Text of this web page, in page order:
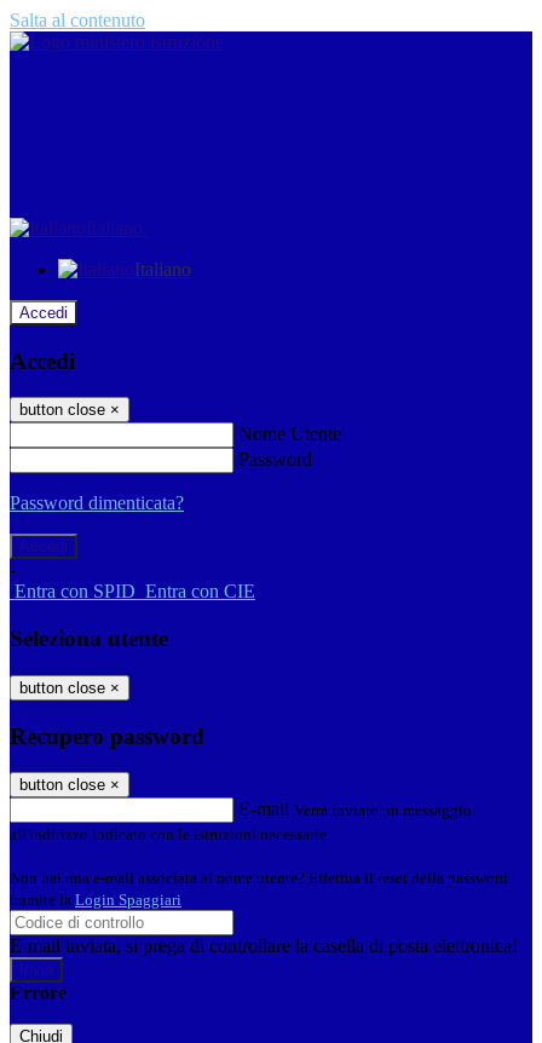
Salta al contenuto
Italiano
Italiano
Accedi
Accedi
button close ×
Nome Utente
Password
Password dimenticata?
-
Entra con SPID Entra con CIE
Seleziona utente
button close ×
Recupero password
button close ×
E-mail Verrà inviato un messaggio
all'indirizzo indicato con le istruzioni necessarie.
Non hai una e-mail associata al nome utente? Effettua il reset della password
tramite la Login Spaggiari
E-mail inviata, si prega di controllare la casella di posta elettronica!
Errore
Chiudi